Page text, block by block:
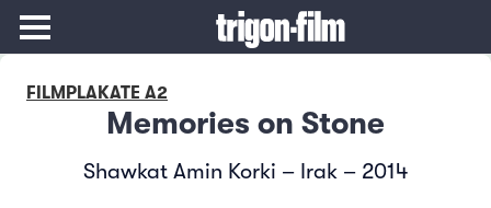
FILMPLAKATE A2
Memories on Stone
Shawkat Amin Korki – Irak – 2014